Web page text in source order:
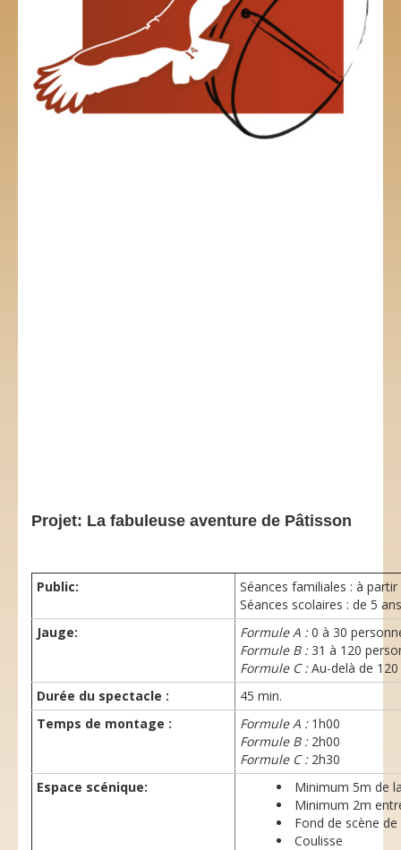
Atelier d’écriture créative
Atelier pour adultes
Musique
Projet: La fabuleuse aventure de Pâtisson
Public:
Séances familiales : à
Séances scolaires : de 5
Jauge:
Formule A :0 à 30
Formule B : 31 à 120
Formule C :Au-delà de
Durée du spectacle :
45 min.
Temps de montage :
Formule A : 1h00
Formule B : 2h00
Formule C : 2h30
Espace scénique:
Minimum 5m de
Minimum 2m
Fond de scène
Coulisse